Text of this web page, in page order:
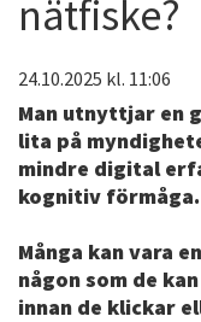
nätfiske?
24.10.2025 kl. 11:06
Man utnyttjar en
lita på
mindre digital
kognitiv förmåga.
Många kan vara
någon som de
innan de klickar